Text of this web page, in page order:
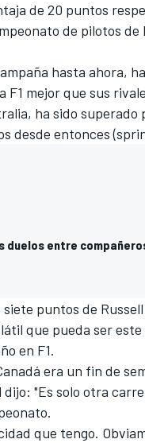
de 20 puntos
de pilotos de
hasta ahora,
mejor que sus
ha sido superado
desde entonces
duelos entre
puntos de
que pueda ser
en F1.
era un fin de
"Es solo otra
que tengo.